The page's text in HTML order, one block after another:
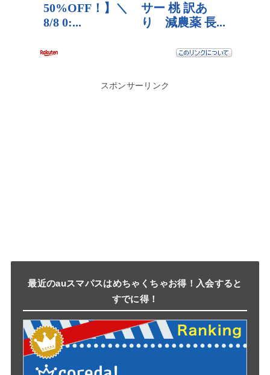
スポンサーリンク
最近のauスマパスはめちゃくちゃお得！入会すると
すでに得！